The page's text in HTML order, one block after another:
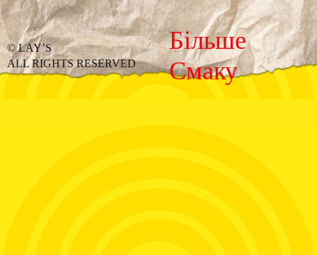
© LAY’S
ALL RIGHTS RESERVED
Більше
Смаку